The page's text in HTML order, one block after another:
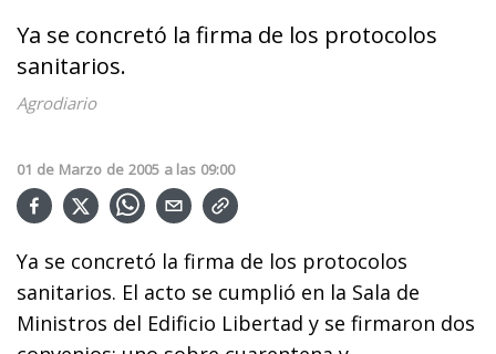
Ya se concretó la firma de los protocolos
sanitarios.
Agrodiario
01 de Marzo de 2005 a las 09:00
Ya se concretó la firma de los protocolos
sanitarios. El acto se cumplió en la Sala de
Ministros del Edificio Libertad y se firmaron dos